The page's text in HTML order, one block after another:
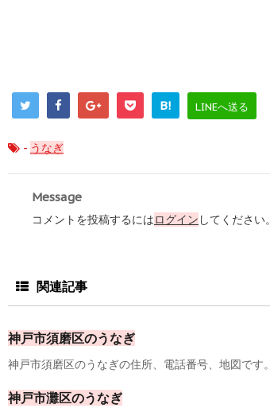
B! LINEへ送る
- うなぎ
Message
コメントを投稿するにはログイン してください。
関連記事
神戸市須磨区のうなぎ
神戸市須磨区のうなぎの住所、電話番号、地図です。
神戸市灘区のうなぎ